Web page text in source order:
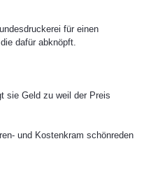
für einen
dafür abknöpft.
sie Geld zu weil der Preis
und Kostenkram schönreden